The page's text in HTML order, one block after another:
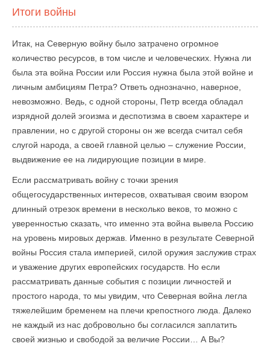
Итоги войны
Итак, на Северную войну было затрачено огромное
количество ресурсов, в том числе и человеческих. Нужна ли
была эта война России или Россия нужна была этой войне и
личным амбициям Петра? Ответь однозначно, наверное,
невозможно. Ведь, с одной стороны, Петр всегда обладал
изрядной долей эгоизма и деспотизма в своем характере и
правлении, но с другой стороны он же всегда считал себя
слугой народа, а своей главной целью – служение России,
выдвижение ее на лидирующие позиции в мире.
Если рассматривать войну с точки зрения
общегосударственных интересов, охватывая своим взором
длинный отрезок времени в несколько веков, то можно с
уверенностью сказать, что именно эта война вывела Россию
на уровень мировых держав. Именно в результате Северной
войны Россия стала империей, силой оружия заслужив страх
и уважение других европейских государств. Но если
рассматривать данные события с позиции личностей и
простого народа, то мы увидим, что Северная война легла
тяжелейшим бременем на плечи крепостного люда. Далеко
не каждый из нас добровольно бы согласился заплатить
своей жизнью и свободой за величие России… А Вы?